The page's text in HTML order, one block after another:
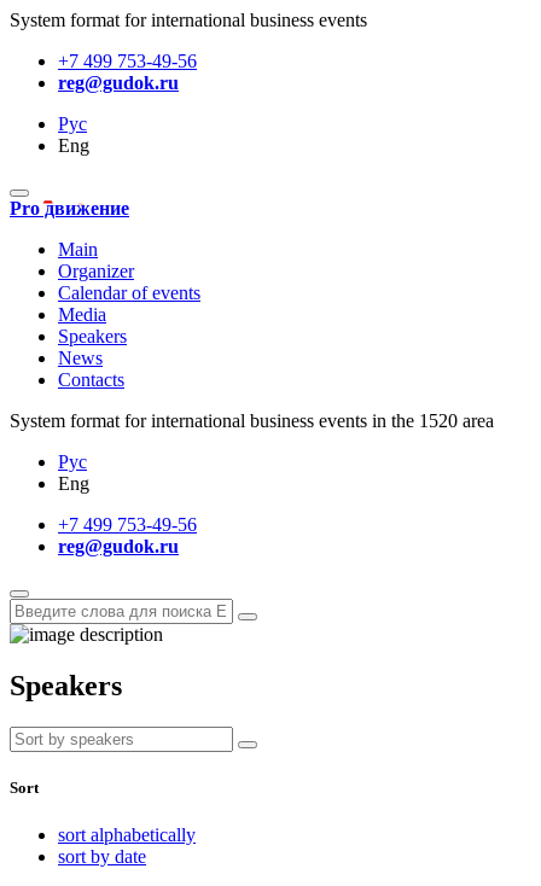
System format for international business events
+7 499 753-49-56
reg@gudok.ru
Рус
Eng
Pro движение
Main
Organizer
Calendar of events
Media
Speakers
News
Contacts
System format for international business events in the 1520 area
Рус
Eng
+7 499 753-49-56
reg@gudok.ru
Speakers
Sort
sort alphabetically
sort by date